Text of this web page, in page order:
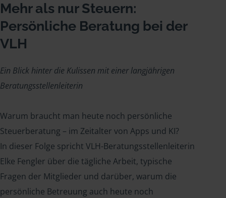
Mehr als nur Steuern:
Persönliche Beratung bei der
VLH
Ein Blick hinter die Kulissen mit einer langjährigen
Beratungsstellenleiterin
Warum braucht man heute noch persönliche
Steuerberatung – im Zeitalter von Apps und KI?
In dieser Folge spricht VLH-Beratungsstellenleiterin
Elke Fengler über die tägliche Arbeit, typische
Fragen der Mitglieder und darüber, warum die
persönliche Betreuung auch heute noch